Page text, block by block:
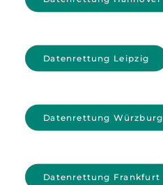
Datenrettung Leipzig
Datenrettung Würzburg
Datenrettung Frankfurt